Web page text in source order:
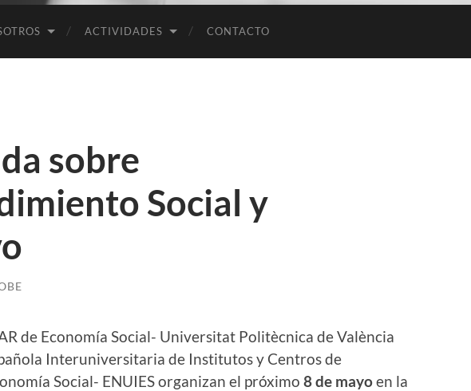
ACTIVIDADES CONTACTO
sobre
Social y
de Economía Social- Universitat Politècnica de València
Interuniversitaria de Institutos y Centros de
Social- ENUIES organizan el próximo 8 de mayoen la